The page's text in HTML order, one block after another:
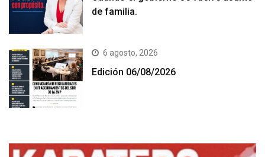
de familia.
6 agosto, 2026
Edición 06/08/2026